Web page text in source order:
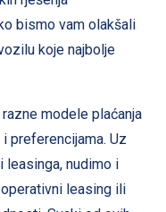
bismo vam olakšali
koje najbolje
modele plaćanja
preferencijama. Uz
leasinga, nudimo i
leasing ili